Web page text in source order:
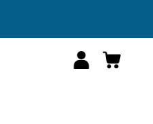
Carrello